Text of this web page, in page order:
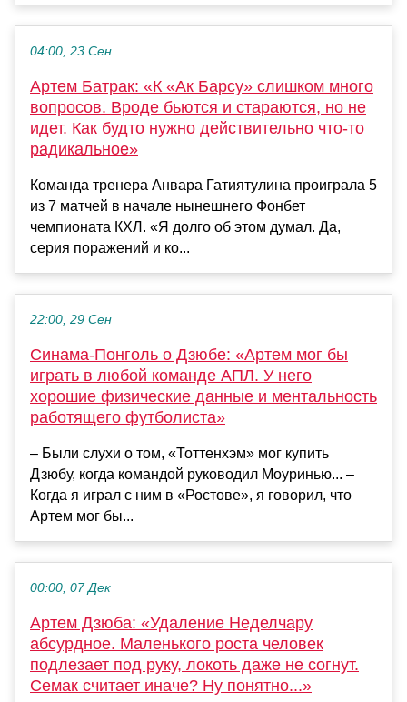
04:00, 23 Сен
Артем Батрак: «К «Ак Барсу» слишком много
вопросов. Вроде бьются и стараются, но не
идет. Как будто нужно действительно что-то
радикальное»
Команда тренера Анвара Гатиятулина проиграла 5
из 7 матчей в начале нынешнего Фонбет
чемпионата КХЛ. «Я долго об этом думал. Да,
серия поражений и ко...
22:00, 29 Сен
Синама-Понголь о Дзюбе: «Артем мог бы
играть в любой команде АПЛ. У него
хорошие физические данные и ментальность
работящего футболиста»
– Были слухи о том, «Тоттенхэм» мог купить
Дзюбу, когда командой руководил Моуринью... –
Когда я играл с ним в «Ростове», я говорил, что
Артем мог бы...
00:00, 07 Дек
Артем Дзюба: «Удаление Неделчару
абсурдное. Маленького роста человек
подлезает под руку, локоть даже не согнут.
Семак считает иначе? Ну понятно...»